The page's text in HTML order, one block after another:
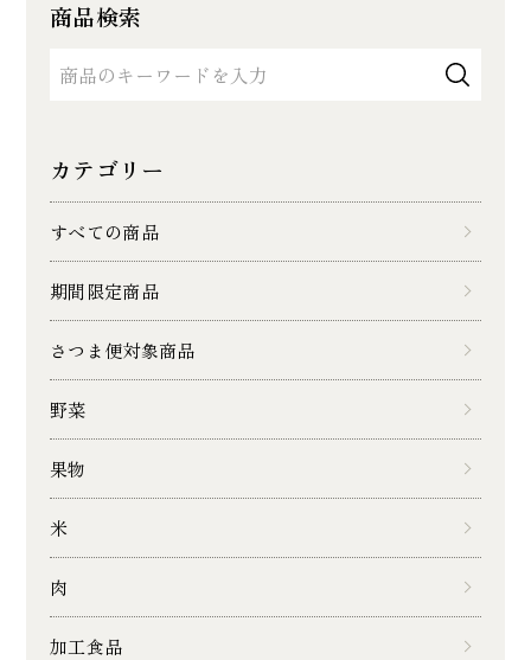
商品検索
カテゴリー
すべての商品
期間限定商品
さつま便対象商品
野菜
果物
米
肉
加工食品